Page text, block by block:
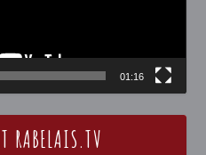
01:16
RABELAIS.TV